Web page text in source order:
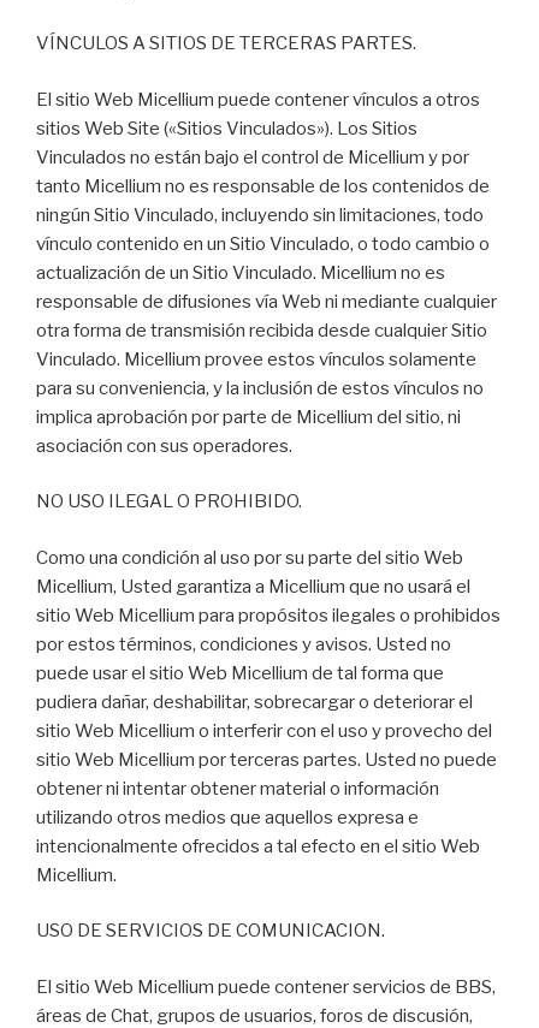
VÍNCULOS A SITIOS DE TERCERAS PARTES.
El sitio Web Micellium puede contener vínculos a otros
sitios Web Site («Sitios Vinculados»). Los Sitios
Vinculados no están bajo el control de Micellium y por
tanto Micellium no es responsable de los contenidos de
ningún Sitio Vinculado, incluyendo sin limitaciones, todo
vínculo contenido en un Sitio Vinculado, o todo cambio o
actualización de un Sitio Vinculado. Micellium no es
responsable de difusiones vía Web ni mediante cualquier
otra forma de transmisión recibida desde cualquier Sitio
Vinculado. Micellium provee estos vínculos solamente
para su conveniencia, y la inclusión de estos vínculos no
implica aprobación por parte de Micellium del sitio, ni
asociación con sus operadores.
NO USO ILEGAL O PROHIBIDO.
Como una condición al uso por su parte del sitio Web
Micellium, Usted garantiza a Micellium que no usará el
sitio Web Micellium para propósitos ilegales o prohibidos
por estos términos, condiciones y avisos. Usted no
puede usar el sitio Web Micellium de tal forma que
pudiera dañar, deshabilitar, sobrecargar o deteriorar el
sitio Web Micellium o interferir con el uso y provecho del
sitio Web Micellium por terceras partes. Usted no puede
obtener ni intentar obtener material o información
utilizando otros medios que aquellos expresa e
intencionalmente ofrecidos a tal efecto en el sitio Web
Micellium.
USO DE SERVICIOS DE COMUNICACION.
El sitio Web Micellium puede contener servicios de BBS,
áreas de Chat, grupos de usuarios, foros de discusión,